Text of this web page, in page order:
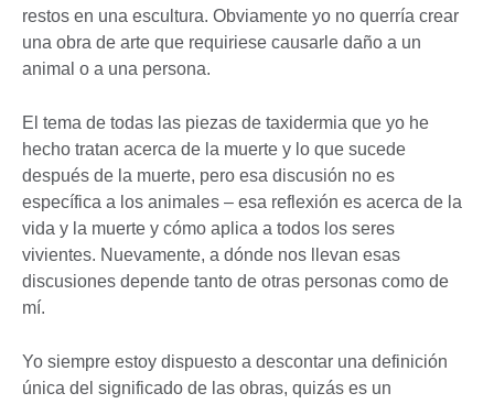
restos en una escultura. Obviamente yo no querría crear
una obra de arte que requiriese causarle daño a un
animal o a una persona.
El tema de todas las piezas de taxidermia que yo he
hecho tratan acerca de la muerte y lo que sucede
después de la muerte, pero esa discusión no es
específica a los animales – esa reflexión es acerca de la
vida y la muerte y cómo aplica a todos los seres
vivientes. Nuevamente, a dónde nos llevan esas
discusiones depende tanto de otras personas como de
mí.
Yo siempre estoy dispuesto a descontar una definición
única del significado de las obras, quizás es un